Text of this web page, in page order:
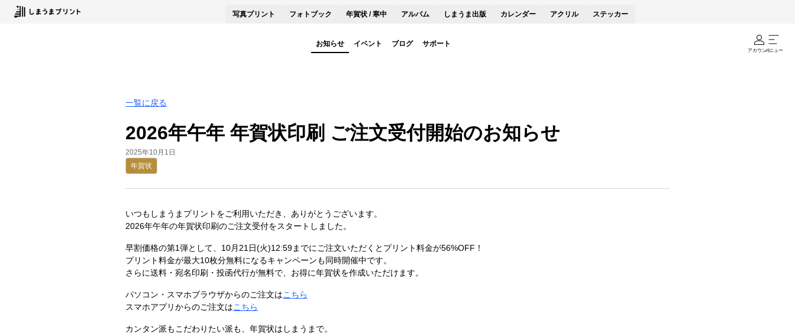
写真プリント フォトブック 年賀状 / 寒中 アルバム しまうま出版 カレンダー アクリル ステッカー
お知らせ イベント ブログ サポート
アカウントメニュー
一覧に戻る
2026年午年 年賀状印刷 ご注文受付開始のお知らせ
2025年10月1日
年賀状
いつもしまうまプリントをご利用いただき、ありがとうございます。
2026年午年の年賀状印刷のご注文受付をスタートしました。
早割価格の第1弾として、10月21日(火)12:59までにご注文いただくとプリント料金が56%OFF！
プリント料金が最大10枚分無料になるキャンペーンも同時開催中です。
さらに送料・宛名印刷・投函代行が無料で、お得に年賀状を作成いただけます。
パソコン・スマホブラウザからのご注文はこちら
スマホアプリからのご注文はこちら
カンタン派もこだわりたい派も、年賀状はしまうまで。